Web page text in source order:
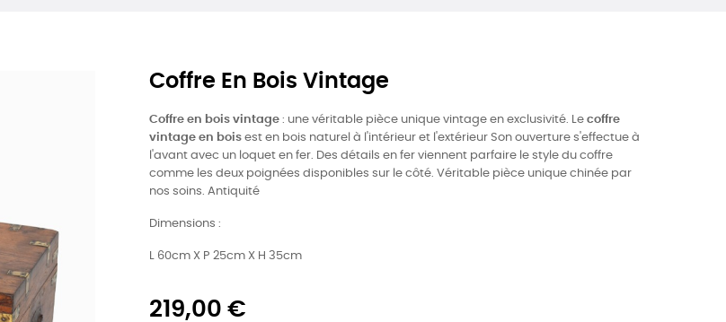
Coffre En Bois Vintage
Coffre en bois vintage : une véritable pièce unique vintage en exclusivité. Le coffre
vintage en bois est en bois naturel à l'intérieur et l'extérieur Son ouverture s'effectue à
l'avant avec un loquet en fer. Des détails en fer viennent parfaire le style du coffre
comme les deux poignées disponibles sur le côté. Véritable pièce unique chinée par
nos soins. Antiquité
Dimensions :
L 60cm X P 25cm X H 35cm
219,00 €